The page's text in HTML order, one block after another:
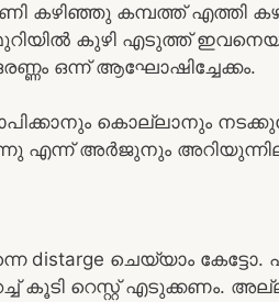
പണി കഴിഞ്ഞു കമ്പത്ത് എത്തി
കുഴി എടുത്ത്
ഒന്ന് ആഘോഷിച്ചേക്കം.
കൊല്ലാനും
എന്ന് അർജുനും
distarge ചെയ്യാം കേട്ടോ.
കൂടി റെസ്റ്റ് എടുക്കണം.